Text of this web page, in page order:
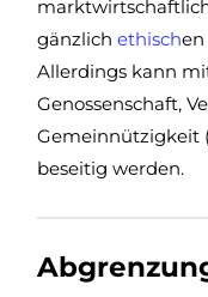
gänzlich ethischen
Allerdings kann
Genossenschaft,
Gemeinnützigkeit
beseitig werden.